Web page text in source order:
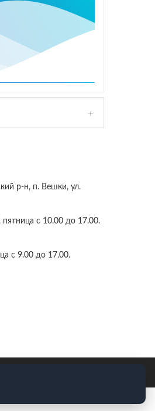
р-н, п. Вешки, ул.
пятница с 10.00 до 17.00.
с 9.00 до 17.00.